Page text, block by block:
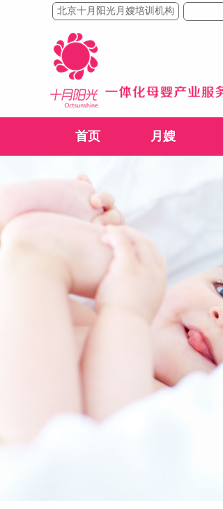
北京十月阳光月嫂培训机构
首页 月嫂